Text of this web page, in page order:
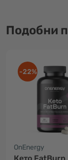
Подобни
-22%
OnEnergy